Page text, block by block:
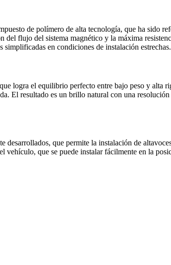
de polímero de alta tecnología, que ha sido
flujo del sistema magnético y la máxima
en condiciones de instalación estrechas.
logra el equilibrio perfecto entre bajo peso y alta
El resultado es un brillo natural con una
desarrollados, que permite la instalación de
que se puede instalar fácilmente en la